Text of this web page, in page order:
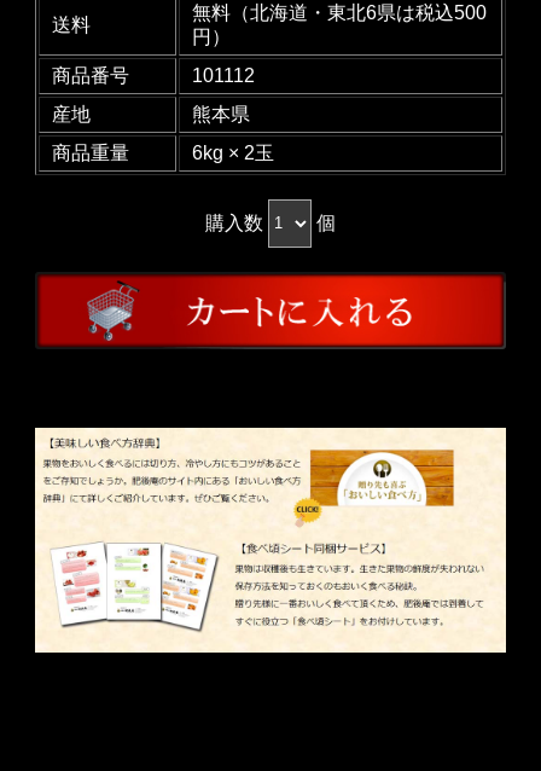
送料
無料（北海道・東北6県は税込500
円）
商品番号
101112
産地
熊本県
商品重量
6kg × 2玉
購入数 個